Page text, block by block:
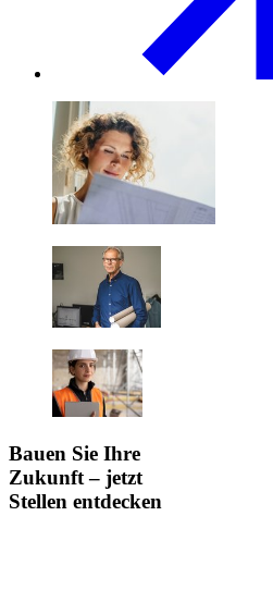
Bauen Sie Ihre
Zukunft – jetzt
Stellen entdecken